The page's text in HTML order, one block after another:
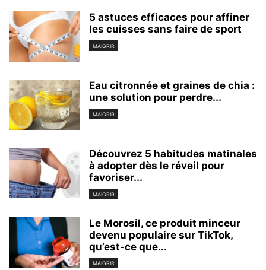
5 astuces efficaces pour affiner
les cuisses sans faire de sport
MAIGRIR
Eau citronnée et graines de chia :
une solution pour perdre...
MAIGRIR
Découvrez 5 habitudes matinales
à adopter dès le réveil pour
favoriser...
MAIGRIR
Le Morosil, ce produit minceur
devenu populaire sur TikTok,
qu’est-ce que...
MAIGRIR